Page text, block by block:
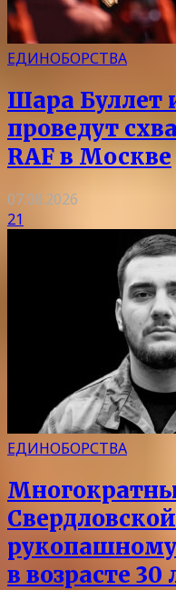
ЕДИНОБОРСТВА
Шара
проведут
RAF в Москве
07.08.2026
21
ЕДИНОБОРСТВА
в возрасте 30